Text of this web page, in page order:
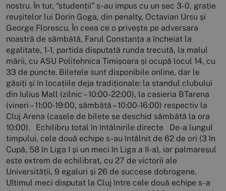
nostru. În tur, “studenții” s-au impus cu un sec 3-0, grație
reușitelor lui Dorin Goga, din penalty, Octavian Ursu și
George Florescu. În ceea ce o privește pe adversara
noastră de sâmbătă, Farul Constanța a încheiat la
egalitate, 1-1, partida disputată runda trecută, la malul
mării, cu ASU Politehnica Timișoara și ocupă locul 14, cu
33 de puncte. Biletele sunt disponibile online, dar le
găsiți și în locațiile deja tradiționale: la standul clubului
din Iulius Mall (zilnic – 10:00-22:00), la casieria BTarena
(vineri – 11:00-19:00, sâmbătă – 10:00-16:00) respectiv la
Cluj Arena (casele de bilete se deschid sâmbătă la ora
10:00). Echilibru total în întâlnirile directe De-a lungul
timpului, cele două echipe s-au întâlnit de 62 de ori (3 în
Cupă, 58 în Liga I și un meci în Liga a II-a), iar palmaresul
este extrem de echilibrat, cu 27 de victorii ale
Universității, 9 egaluri și 26 de succese dobrogene.
Ultimul meci disputat la Cluj între cele două echipe s-a